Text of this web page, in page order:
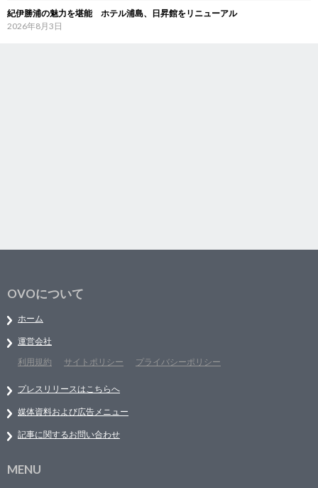
紀伊勝浦の魅力を堪能 ホテル浦島、日昇館をリニューアル
2026年8月3日
OVOについて
ホーム
運営会社
利用規約
サイトポリシー プライバシーポリシー
プレスリリースはこちらへ
媒体資料および広告メニュー
記事に関するお問い合わせ
MENU